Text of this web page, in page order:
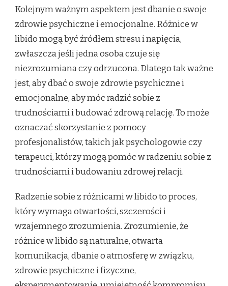
Kolejnym ważnym aspektem jest dbanie o swoje
zdrowie psychiczne i emocjonalne. Różnice w
libido mogą być źródłem stresu i napięcia,
zwłaszcza jeśli jedna osoba czuje się
niezrozumiana czy odrzucona. Dlatego tak ważne
jest, aby dbać o swoje zdrowie psychiczne i
emocjonalne, aby móc radzić sobie z
trudnościami i budować zdrową relację. To może
oznaczać skorzystanie z pomocy
profesjonalistów, takich jak psychologowie czy
terapeuci, którzy mogą pomóc w radzeniu sobie z
trudnościami i budowaniu zdrowej relacji.
Radzenie sobie z różnicami w libido to proces,
który wymaga otwartości, szczerości i
wzajemnego zrozumienia. Zrozumienie, że
różnice w libido są naturalne, otwarta
komunikacja, dbanie o atmosferę w związku,
zdrowie psychiczne i fizyczne,